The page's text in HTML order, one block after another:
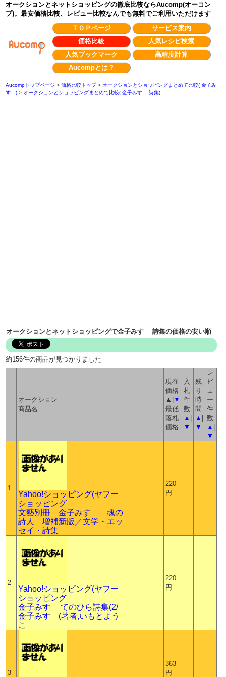
オークションとネットショッピングの徹底比較ならAucomp(オーコン
プ)。最安価格比較、レビュー比較なんでも無料でご利用いただけます
ＴＯＰページ
サービス案内
価格比較
人気レシピ検索
人気ブックマーク
高精度計算
Aucompとは？
Aucompトップページ >価格比較トップ> オークションとショッピングまとめて比較( 金子み
すゞ) > オークションとショッピングまとめて比較( 金子みすゞ 詩集)
オークションとネットショッピングで金子みすゞ 詩集の価格の安い順
約156件の商品が見つかりました
オークション
商品名
現在
価格
▲|▼
最低
落札
価格
入
札
件
数
▲ |
▼
残
り
時
間
▲ |
▼
レ
ビ
ュ
ー
件
数
▲ |
▼
1
Yahoo!ショッピング(ヤフー
ショッピング
文藝別冊 金子みすゞ 魂の
詩人 増補新版／文学・エッ
セイ・詩集
220
円
2
Yahoo!ショッピング(ヤフー
ショッピング
金子みすゞ てのひら詩集(2/
金子みすゞ(著者,いもとよう
こ
220
円
3
363
円